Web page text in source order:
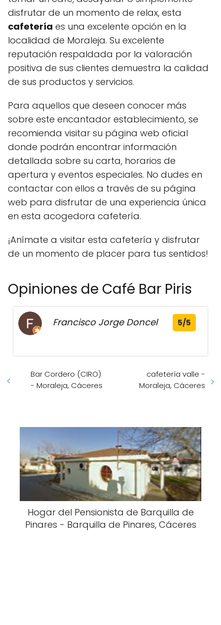
disfrutar de un momento de relax, esta
cafetería es una excelente opción en la
localidad de Moraleja. Su excelente
reputación respaldada por la valoración
positiva de sus clientes demuestra la calidad
de sus productos y servicios.
Para aquellos que deseen conocer más
sobre este encantador establecimiento, se
recomienda visitar su página web oficial
donde podrán encontrar información
detallada sobre su carta, horarios de
apertura y eventos especiales. No dudes en
contactar con ellos a través de su página
web para disfrutar de una experiencia única
en esta acogedora cafetería.
¡Anímate a visitar esta cafetería y disfrutar
de un momento de placer para tus sentidos!
Opiniones de Café Bar Piris
Francisco Jorge Doncel 5/5
Bar Cordero (CIRO)
- Moraleja, Cáceres
cafetería valle -
Moraleja, Cáceres
Hogar del Pensionista de Barquilla de
Pinares - Barquilla de Pinares, Cáceres